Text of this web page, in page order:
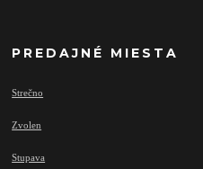
PREDAJNÉ MIESTA
Strečno
Zvolen
Stupava